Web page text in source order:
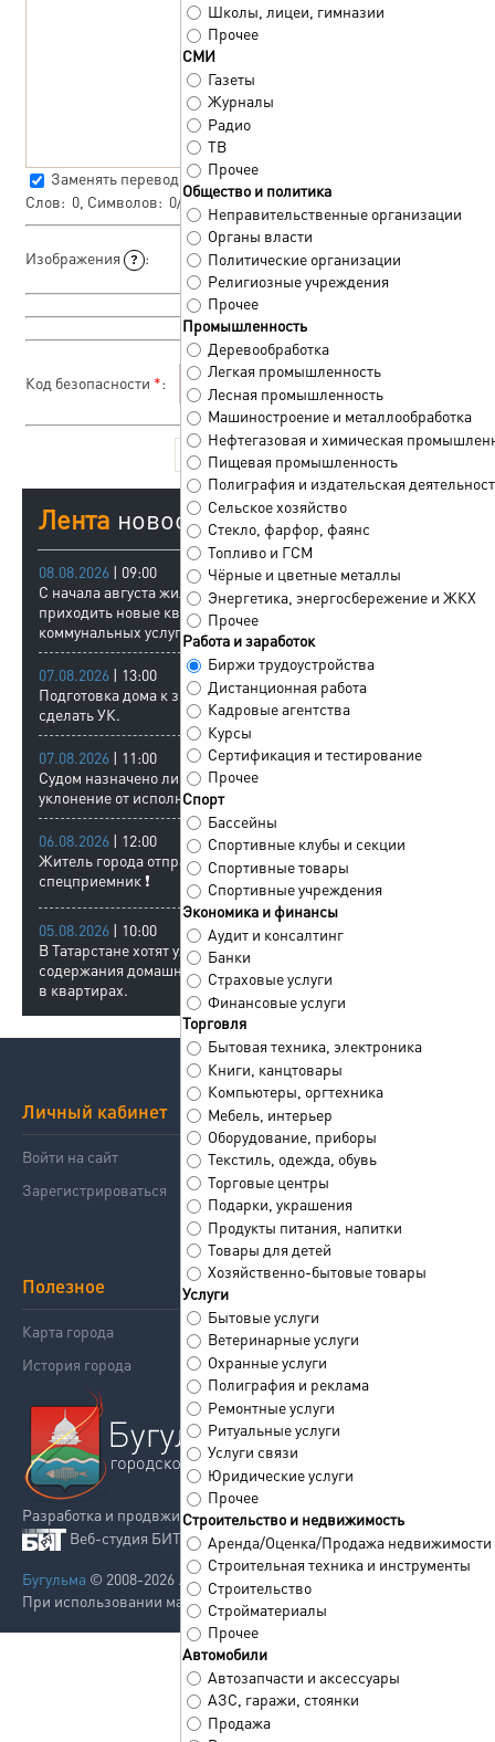
Школы, лицеи, гимназии
Прочее
СМИ
Газеты
Журналы
Радио
ТВ
Прочее
Общество и политика
Неправительственные организации
Органы власти
Политические организации
Религиозные учреждения
Прочее
Промышленность
Деревообработка
Легкая промышленность
Лесная промышленность
Машиностроение и металлообработка
Нефтегазовая и химическая
Пищевая промышленность
Полиграфия и издательская
Сельское хозяйство
Стекло, фарфор, фаянс
Топливо и ГСМ
Чёрные и цветные металлы
Энергетика, энергосбережение и ЖКХ
Прочее
Работа и заработок
Биржи трудоустройства
Дистанционная работа
Кадровые агентства
Курсы
Сертификация и тестирование
Прочее
Спорт
Бассейны
Спортивные клубы и секции
Спортивные товары
Спортивные учреждения
Экономика и финансы
Аудит и консалтинг
Банки
Страховые услуги
Финансовые услуги
Торговля
Бытовая техника, электроника
Книги, канцтовары
Компьютеры, оргтехника
Мебель, интерьер
Оборудование, приборы
Текстиль, одежда, обувь
Торговые центры
Подарки, украшения
Продукты питания, напитки
Товары для детей
Хозяйственно-бытовые товары
Услуги
Бытовые услуги
Ветеринарные услуги
Охранные услуги
Полиграфия и реклама
Ремонтные услуги
Ритуальные услуги
Услуги связи
Юридические услуги
Прочее
Строительство и недвижимость
Аренда/Оценка/Продажа недвижимости
Строительная техника и инструменты
Строительство
Стройматериалы
Прочее
Автомобили
Автозапчасти и аксессуары
АЗС, гаражи, стоянки
Продажа
Заменять переводы строк тегом
Слов: 0 , Символов: 0/0
Изображения ? : Стандартный загрузчик
Мультизагрузчик
Код безопасности *:
Лента новостей
08.08.2026 | 09:00
С начала августа жильцам стали
приходить новые квитанции на оплату
коммунальных услуг.
07.08.2026 | 13:00
Подготовка дома к зиме и что должна
сделать УК.
07.08.2026 | 11:00
Судом назначено лишение свободы за
уклонение от исполнения обязанностей.
06.08.2026 | 12:00
Житель города отправлен в
спецприемник ❗
05.08.2026 | 10:00
В Татарстане хотят ужесточить правила
содержания домашних животных
в квартирах.
Личный кабинет
Войти на сайт
Зарегистрироваться
Сервисы
Справочник компаний
Знакомства
Полезное
Карта города
История города
Поддержка
Реклама
Контакты
Разработка и продвжиение сайта
Веб-студия БИТРУ
Бугульма © 2008-2026 . Все права защищены.
При использовании материалов сайта ссылка на сайт обязательна.